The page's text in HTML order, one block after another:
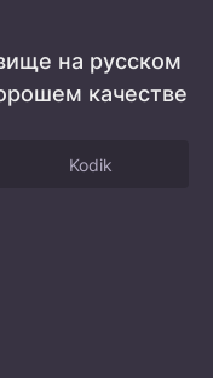
на русском
качестве
Kodik